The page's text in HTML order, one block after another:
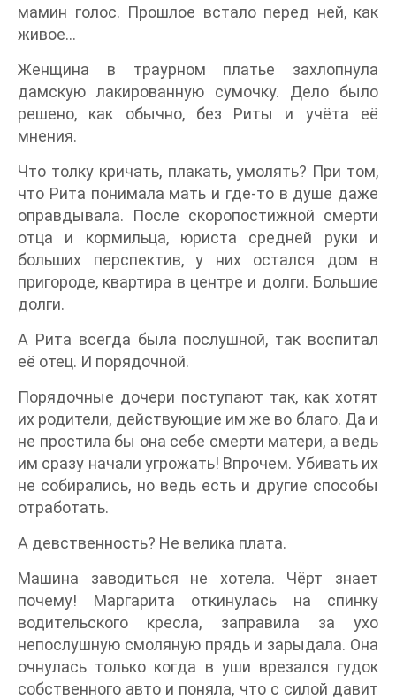
мамин голос. Прошлое встало перед ней, как
живое…
Женщина в траурном платье захлопнула
дамскую лакированную сумочку. Дело было
решено, как обычно, без Риты и учёта её
мнения.
Что толку кричать, плакать, умолять? При том,
что Рита понимала мать и где-то в душе даже
оправдывала. После скоропостижной смерти
отца и кормильца, юриста средней руки и
больших перспектив, у них остался дом в
пригороде, квартира в центре и долги. Большие
долги.
А Рита всегда была послушной, так воспитал
её отец. И порядочной.
Порядочные дочери поступают так, как хотят
их родители, действующие им же во благо. Да и
не простила бы она себе смерти матери, а ведь
им сразу начали угрожать! Впрочем. Убивать их
не собирались, но ведь есть и другие способы
отработать.
А девственность? Не велика плата.
Машина заводиться не хотела. Чёрт знает
почему! Маргарита откинулась на спинку
водительского кресла, заправила за ухо
непослушную смоляную прядь и зарыдала. Она
очнулась только когда в уши врезался гудок
собственного авто и поняла, что с силой давит